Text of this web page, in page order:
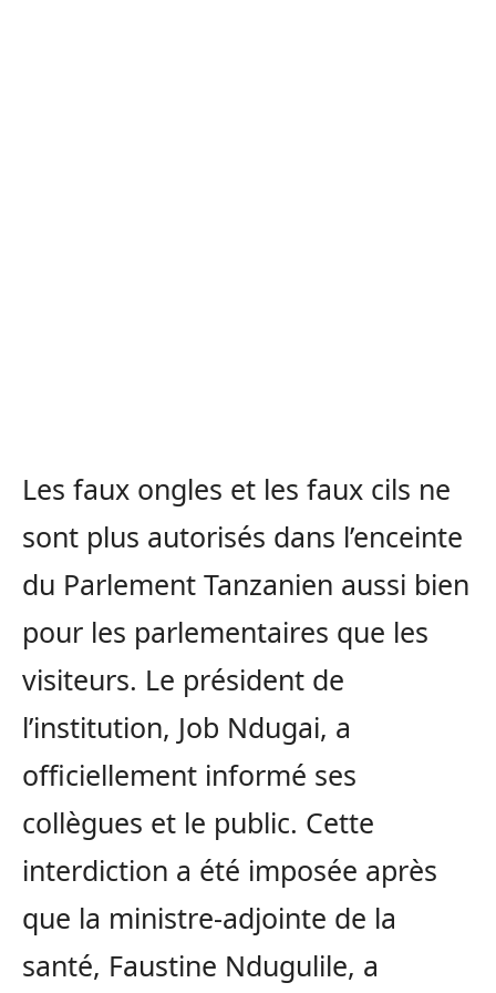
Les faux ongles et les faux cils ne
sont plus autorisés dans l’enceinte
du Parlement Tanzanien aussi bien
pour les parlementaires que les
visiteurs. Le président de
l’institution, Job Ndugai, a
officiellement informé ses
collègues et le public. Cette
interdiction a été imposée après
que la ministre-adjointe de la
santé, Faustine Ndugulile, a